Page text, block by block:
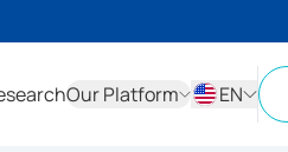
Our Platform
EN